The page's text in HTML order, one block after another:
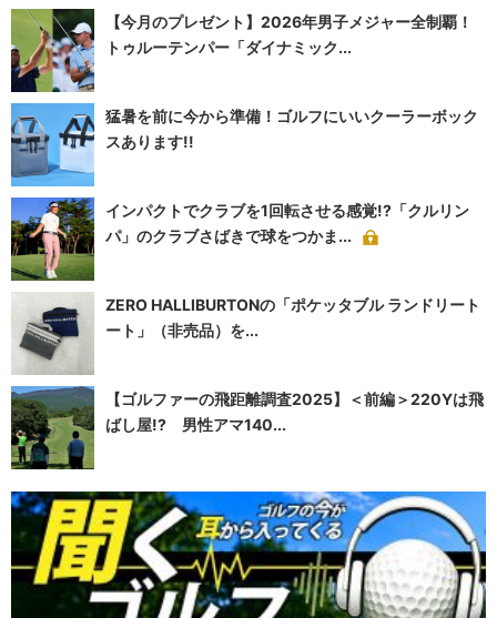
【今月のプレゼント】2026年男子メジャー全制覇！
トゥルーテンパー「ダイナミック...
猛暑を前に今から準備！ゴルフにいいクーラーボック
スあります!!
インパクトでクラブを1回転させる感覚!?「クルリン
パ」のクラブさばきで球をつかま...
ZERO HALLIBURTONの「ポケッタブル ランドリート
ート」（非売品）を...
【ゴルファーの飛距離調査2025】＜前編＞220Yは飛
ばし屋!? 男性アマ140...